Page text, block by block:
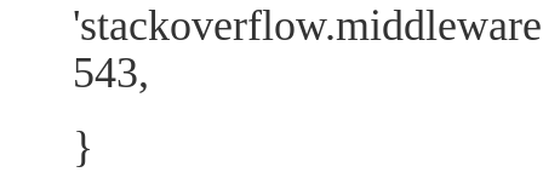
543,
}